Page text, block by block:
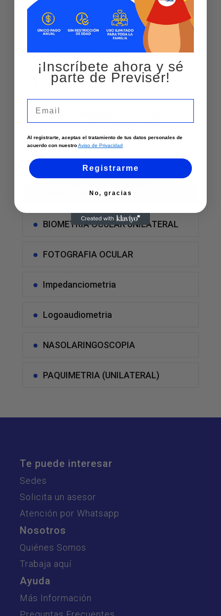
Optometria
Otorrinolaringologia
Acufenometria
ANGIOTOMOGRAFIA OPTICA
COHERENTE (OCT) UNILATERAL
ACONDICIONADO
BIOMETRIA OCULAR UNILATERAL
FOTOGRAFIA OCULAR
Impedanciometria
Logoaudiometria
NASOLARINGOSCOPIA
PAQUIMETRIA (UNILATERAL)
Te puede interesar
Sedes
Solicita un asesor
Atención por Whatsapp
Nosotros
Quiénes Somos
Trabaja aquí
Ayuda
Más Información
¡Inscríbete ahora y sé
parte de Previser!
Al registrarte, aceptas el tratamiento de tus datos personales de
acuerdo con nuestroAviso de Privacidad
Registrarme
No, gracias